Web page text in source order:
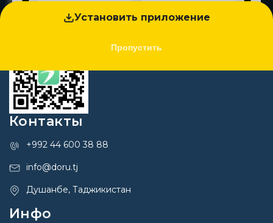
Установить приложение
Пропустить
Контакты
+992 44 600 38 88
info@doru.tj
Душанбе, Таджикистан
Инфо